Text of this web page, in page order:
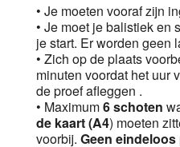
• Je moeten vooraf zijn
• Je moet je balistiek en
je start. Er worden geen
• Zich op de plaats
minuten voordat het uur
de proef afleggen .
• Maximum6 schoten
de kaart (A4) moeten
voorbij. Geen